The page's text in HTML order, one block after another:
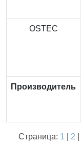
OSTEC
Производитель
Страница: 1 2